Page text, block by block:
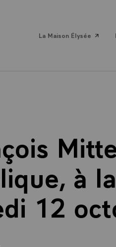
La Maison Élysée
à
12